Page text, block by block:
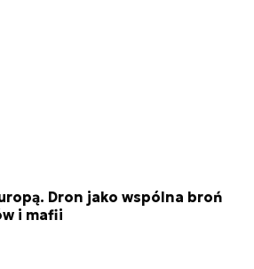
Dron jako wspólna broń
i mafii